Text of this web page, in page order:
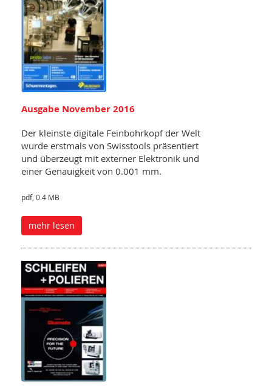
Ausgabe November 2016
Der kleinste digitale Feinbohrkopf der Welt
wurde erstmals von Swisstools präsentiert
und überzeugt mit externer Elektronik und
einer Genauigkeit von 0.001 mm.
pdf, 0.4 MB
mehr lesen